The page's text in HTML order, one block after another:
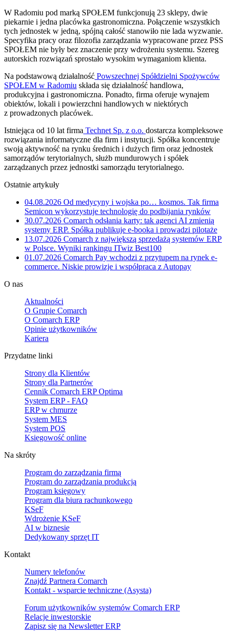
W Radomiu pod marką SPOŁEM funkcjonują 23 sklepy, dwie
piekarnie i jedna placówka gastronomiczna. Połączenie wszystkich
tych jednostek w jedną, spójną całość stanowiło nie lada wyzwanie.
Specyfika pracy oraz filozofia zarządzania wypracowane przez PSS
SPOŁEM nie były bez znaczenie przy wdrożeniu systemu. Szereg
autorskich rozwiązań sprostało wysokim wymaganiom klienta.
Na podstawową działalność Powszechnej Spółdzielni Spożywców
SPOŁEM w Radomiu składa się działalność handlowa,
produkcyjna i gastronomiczna. Ponadto, firma oferuje wynajem
obiektów, lokali i powierzchni handlowych w niektórych
z prowadzonych placówek.
Istniejąca od 10 lat firma Technet Sp. z o.o. dostarcza kompleksowe
rozwiązania informatyczne dla firm i instytucji. Spółka koncentruje
swoją aktywność na rynku średnich i dużych firm oraz jednostek
samorządów terytorialnych, służb mundurowych i spółek
zarządzanych przez jednostki samorządu terytorialnego.
Ostatnie artykuły
04.08.2026 Od medycyny i wojska po… kosmos. Tak firma
Semicon wykorzystuje technologię do podbijania rynków
30.07.2026 Comarch odsłania karty: tak agenci AI zmienią
systemy ERP. Spółka publikuje e-booka i prowadzi pilotaże
13.07.2026 Comarch z największą sprzedażą systemów ERP
w Polsce. Wyniki rankingu ITwiz Best100
01.07.2026 Comarch Pay wchodzi z przytupem na rynek e-
commerce. Niskie prowizje i współpraca z Autopay
O nas
Aktualności
O Grupie Comarch
O Comarch ERP
Opinie użytkowników
Kariera
Przydatne linki
Strony dla Klientów
Strony dla Partnerów
Cennik Comarch ERP Optima
System ERP - FAQ
ERP w chmurze
System MES
System POS
Księgowość online
Na skróty
Program do zarządzania firmą
Program do zarządzania produkcją
Program księgowy
Program dla biura rachunkowego
KSeF
Wdrożenie KSeF
AI w biznesie
Dedykowany sprzęt IT
Kontakt
Numery telefonów
Znajdź Partnera Comarch
Kontakt - wsparcie techniczne (Asysta)
Forum użytkowników systemów Comarch ERP
Relacje inwestorskie
Zapisz się na Newsletter ERP